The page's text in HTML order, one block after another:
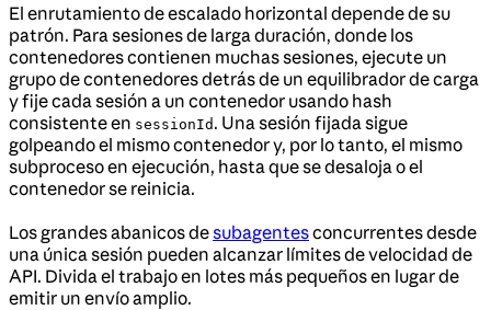
El enrutamiento de escalado horizontal depende de su
patrón. Para sesiones de larga duración, donde los
contenedores contienen muchas sesiones, ejecute un
grupo de contenedores detrás de un equilibrador de carga
y fije cada sesión a un contenedor usando hash
consistente en sessionId . Una sesión fijada sigue
golpeando el mismo contenedor y, por lo tanto, el mismo
subproceso en ejecución, hasta que se desaloja o el
contenedor se reinicia.
Los grandes abanicos desubagentesconcurrentes desde
una única sesión pueden alcanzar límites de velocidad de
API. Divida el trabajo en lotes más pequeños en lugar de
emitir un envío amplio.